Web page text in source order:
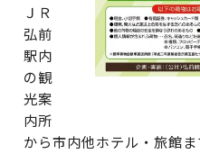
ＪＲ
弘前
駅内
の観
光案
内所
から市内他ホテル・旅館ま